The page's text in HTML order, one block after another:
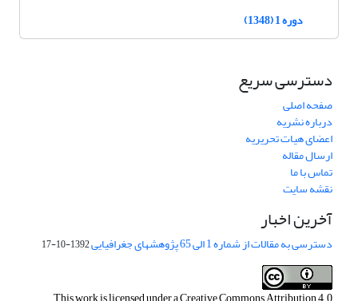
دوره 1 (1348)
دسترسی سریع
صفحه اصلی
درباره نشریه
اعضای هیات تحریریه
ارسال مقاله
تماس با ما
نقشه سایت
آخرین اخبار
دسترسی به مقالات از شماره 1 الی 65 پژوهشهای جغرافیایی 1392-10-17